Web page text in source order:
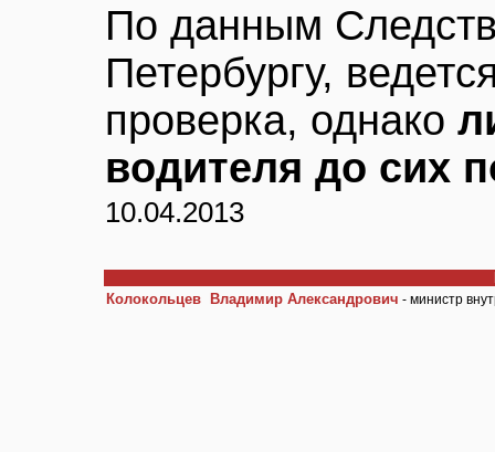
По данным
Петербургу,
проверка, однако
водителя до сих
10.04.2013
Колокольцев Владимир Александрович - министр